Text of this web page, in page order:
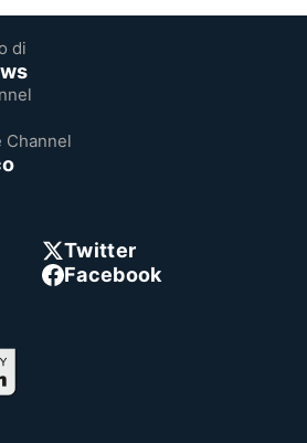
di
Channel
Twitter
Facebook